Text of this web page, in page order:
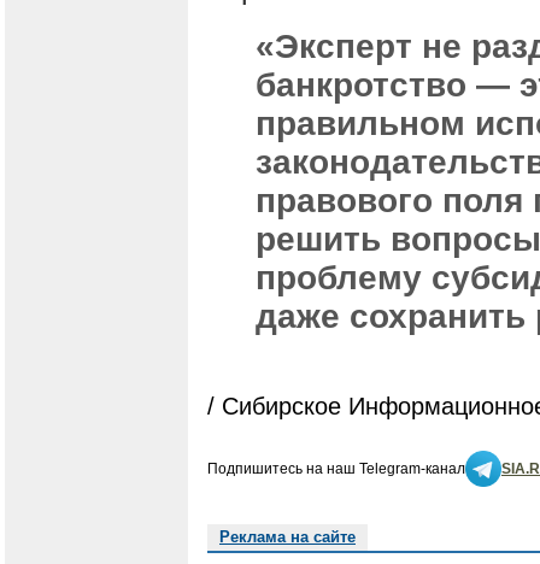
«Эксперт не
банкротство —
правильном
правового поля
решить
проблему
даже сохранить
/ Сибирское
Подпишитесь на наш Telegram-канал
Реклама на сайте